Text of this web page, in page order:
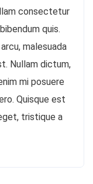
consectetur
quis.
malesuada
Nullam dictum,
mi posuere
Quisque est
tristique a